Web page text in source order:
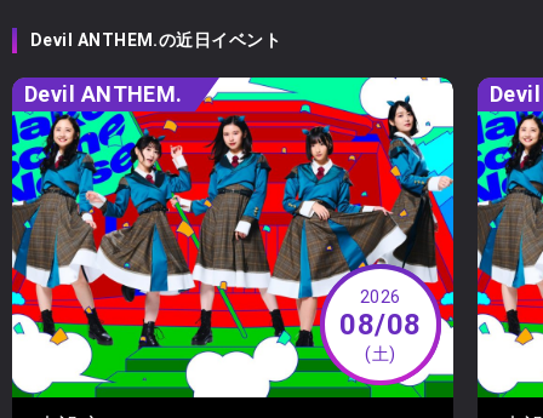
Devil ANTHEM.の近日イベント
Devil ANTHEM.
2026
08/08
(土)